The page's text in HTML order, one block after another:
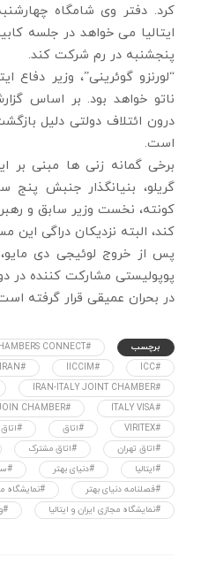
کرد. دفتر وی شامگاه
ایتالیا می خواهد در جلسه
پنجشنبه در رم شرکت کند.
“لورنزو گوئرینی”، وزیر دفاع
ناتو خواهد بود. بر اساس
درون ائتلاف دولتی دلیل
است.
برخی گمانه زنی ها مبنی بر
گریلو، بنیانگذار جنبش پنج
کونته، نخست وزیر سابق و
کند، البته نزدیکان دراگی این
پس از خروج لوئیجی دی
پوپولیستی مشارکت کننده در
در بحران عمیقی قرار گرفته
برچسب #CHAMBERS CONNECT
#ICC
#IICCIM
#IRAN
#IRAN-ITALY JOINT CHAMBER
#ITALY VISA
#JOIN CHAMBER
#VIRITEX
#اتاق #اتاق
#اتاق تهران
#اتاق مشترک
#ایتالیا
#دنیای بهتر
#فصلنامه دنیای بهتر
#نمایشگاه
#نمایشگاه مجازی ایران و ایتالیا